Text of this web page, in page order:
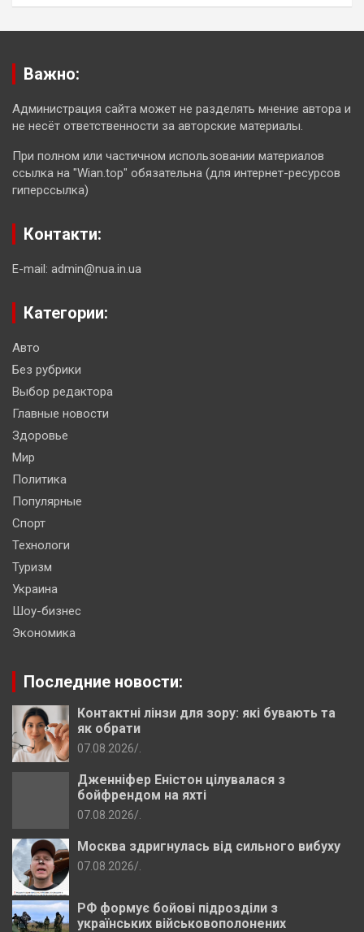
Важно:
Администрация сайта может не разделять мнение автора и
не несёт ответственности за авторские материалы.
При полном или частичном использовании материалов
ссылка на "Wian.top" обязательна (для интернет-ресурсов
гиперссылка)
Контакти:
E-mail: admin@nua.in.ua
Категории:
Авто
Без рубрики
Выбор редактора
Главные новости
Здоровье
Мир
Политика
Популярные
Спорт
Технологи
Туризм
Украина
Шоу-бизнес
Экономика
Последние новости:
Контактні лінзи для зору: які бувають та
як обрати
07.08.2026
Дженніфер Еністон цілувалася з
бойфрендом на яхті
07.08.2026
Москва здригнулась від сильного вибуху
07.08.2026
РФ формує бойові підрозділи з
українських військовополонених